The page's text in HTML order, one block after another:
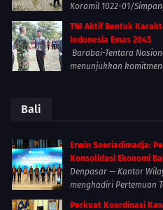
Koramil 1022-01/
TNI Aktif Bentuk
Indonesia Emas 2045
Barabai-Tentara
menunjukkan
Bali
Erwin Soeriadimadja:
Konsolidasi Ekonomi
Denpasar — Kantor
menghadiri Pertemuan
Perkuat Koordinasi